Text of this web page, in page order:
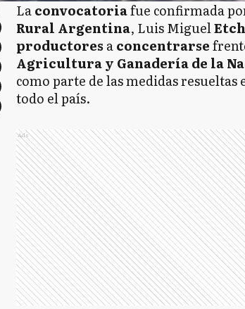
Laconvocatoriafue confirmada
Rural Argentina, Luis Miguel
productores aconcentrarse
Agricultura y Ganadería de la
como parte de las medidas resueltas
todo el país.
Ads